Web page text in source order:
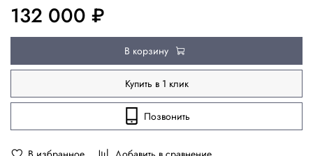
132 000 ₽
В корзину
Купить в 1 клик
Позвонить